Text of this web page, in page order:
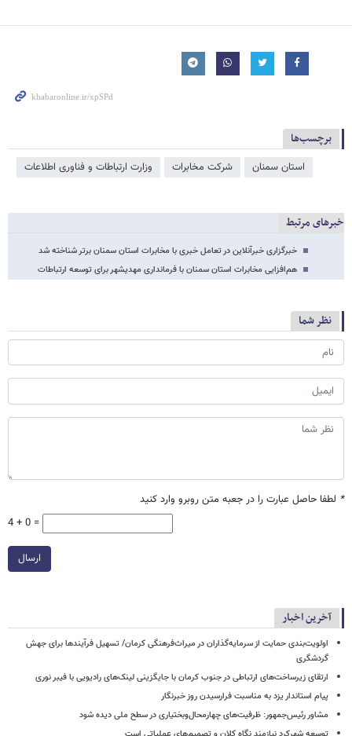
برچسب‌ها
استان سمنان شرکت مخابرات وزارت ارتباطات و فناوری اطلاعات
خبرهای مرتبط
خبرگزاری خبرآنلاین در تعامل خبری با مخابرات استان سمنان برتر شناخته شد
هم‌افزایی مخابرات استان سمنان با فرمانداری مهدیشهر برای توسعه ارتباطات
نظر شما
* لطفا حاصل عبارت را در جعبه متن روبرو وارد کنید
4 + 0 =
ارسال
آخرین اخبار
اولویت‌بندی حمایت از سرمایه‌گذاران در میراث‌فرهنگی کرمان/ تسهیل فرآیندها برای جهش
گردشگری
ارتقای زیرساخت‌های ارتباطی در جنوب کرمان با جایگزینی لینک‌های رادیویی با فیبر نوری
پیام استاندار یزد به مناسبت فرارسیدن روز خبرنگار
مشاور رئیس‌جمهور: ظرفیت‌های چهارمحال‌وبختیاری در سطح ملی دیده شود